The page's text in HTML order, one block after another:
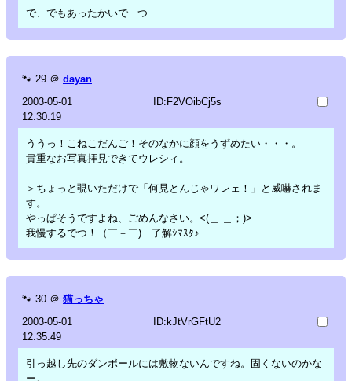
で、でもあったかいで...つ...
🐾 29 ＠ dayan
2003-05-01
12:30:19
ID:F2VOibCj5s
ううっ！こねこだんご！そのなかに顔をうずめたい・・・。
貴重なお写真拝見できてウレシィ。
＞ちょっと覗いただけで「何見とんじゃワレェ！」と威嚇されま
す。
やっぱそうですよね、ごめんなさい。<(＿ ＿；)>
我慢するでつ！（￣－￣)ゞ了解ｼﾏｽﾀ♪
🐾 30 ＠ 猫っちゃ
2003-05-01
12:35:49
ID:kJtVrGFtU2
引っ越し先のダンボールには敷物ないんですね。固くないのかな
ー。